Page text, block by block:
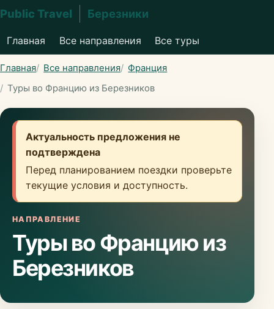
Public Travel Березники
Главная Все направления Все туры
Главная Все направления
Франция
Туры во Францию из Березников
Актуальность предложения не
подтверждена
Перед планированием поездки проверьте
текущие условия и доступность.
НАПРАВЛЕНИЕ
Туры во Францию из
Березников